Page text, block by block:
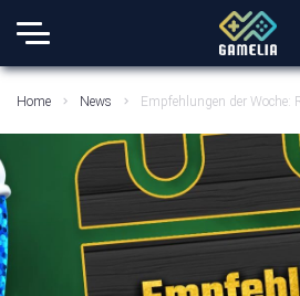
Home News Empfehlungen der Woche: